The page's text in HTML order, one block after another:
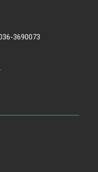
3690073